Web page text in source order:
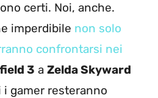
certi. Noi, anche.
imperdibile non solo
confrontarsi nei
3 a Zelda Skyward
i gamer resteranno